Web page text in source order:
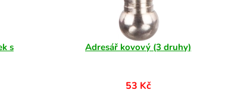
s
Adresář kovový (3 druhy)
53 Kč